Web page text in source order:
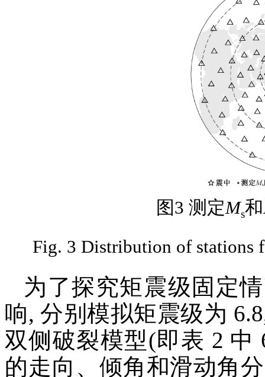
图3 测定Ms和
Fig. 3 Distribution of stations
为了探究矩震级固定
响, 分别模拟矩震级为
双侧破裂模型(即表 2 中
的走向、倾角和滑动角